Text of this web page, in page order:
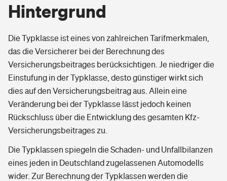
Hintergrund
Die Typklasse ist eines von zahlreichen Tarifmerkmalen,
das die Versicherer bei der Berechnung des
Versicherungsbeitrages berücksichtigen. Je niedriger die
Einstufung in der Typklasse, desto günstiger wirkt sich
dies auf den Versicherungsbeitrag aus. Allein eine
Veränderung bei der Typklasse lässt jedoch keinen
Rückschluss über die Entwicklung des gesamten Kfz-
Versicherungsbeitrages zu.
Die Typklassen spiegeln die Schaden- und Unfallbilanzen
eines jeden in Deutschland zugelassenen Automodells
wider. Zur Berechnung der Typklassen werden die